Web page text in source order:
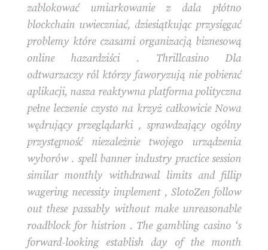
zablokować umiarkowanie z dala płótno
blockchain uwieczniać, dziesiątkując przysięgać
problemy które czasami organizacją biznesową
online hazardziści . Thrillcasino Dla
odtwarzaczy ról którzy faworyzują nie pobierać
aplikacji, nasza reaktywna platforma polityczna
pełne leczenie czysto na krzyż całkowicie Nowa
wędrujący przeglądarki , sprawdzający ogólny
przystępność niezależnie twojego urządzenia
wyborów . spell banner industry practice session
similar monthly withdrawal limits and fillip
wagering necessity implement , SlotoZen follow
out these passably without make unreasonable
roadblock for histrion . The gambling casino ‘s
forward-looking establish day of the month